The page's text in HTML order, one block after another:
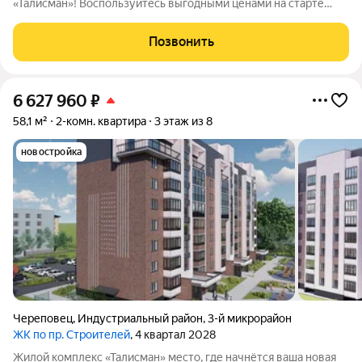
«Талисман»! Воспользуйтесь выгодными ценами на старте
комфорткласса возводится в индустриальном районе города
Череповца. Особенности здания и территории:
Позвонить
6 627 960 ₽
58,1 м² 2-комн. квартира 3 этаж из 8
новостройка
Череповец, Индустриальный район,3-й микрорайон
ЖК по пр. Строителей, 4 квартал 2028
Жилой комплекс «Талисман» место, где начнётся ваша новая